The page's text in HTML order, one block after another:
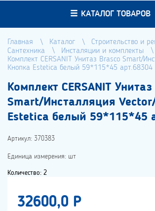
КАТАЛОГ ТОВАРОВ
Главная Каталог
Строительство и
Сантехника
Инсталяции и комплекты
Комплект CERSANIT Унитаз Brasco Smart/
Кнопка Estetica белый 59*115*45 арт.68304
Комплект CERSANIT
Smart/Инсталляция
Estetica белый 59*115*45
Артикул: 370383
Единица измерения: шт
Количество: 2
32600,0 P